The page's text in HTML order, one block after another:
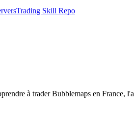
Trading Skill Repo
à trader Bubblemaps en